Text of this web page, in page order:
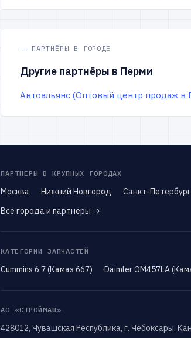
ПАРТНЁРЫ В ГОРОДЕ
Другие партнёры в Перми
Автоальянс (Оптовый центр продаж в
ПАРТНЁРЫ В КРУПНЫХ ГОРОДАХ
Москва Нижний Новгород Санкт-Петербург
Все города и партнёры →
КАТЕГОРИИ ЗАПЧАСТЕЙ
Cummins 6.7 (Камаз 667) Daimler OM457LA
АО «СТРОЙМАШ»
428012, Чувашская Республика, г. Чебоксары,